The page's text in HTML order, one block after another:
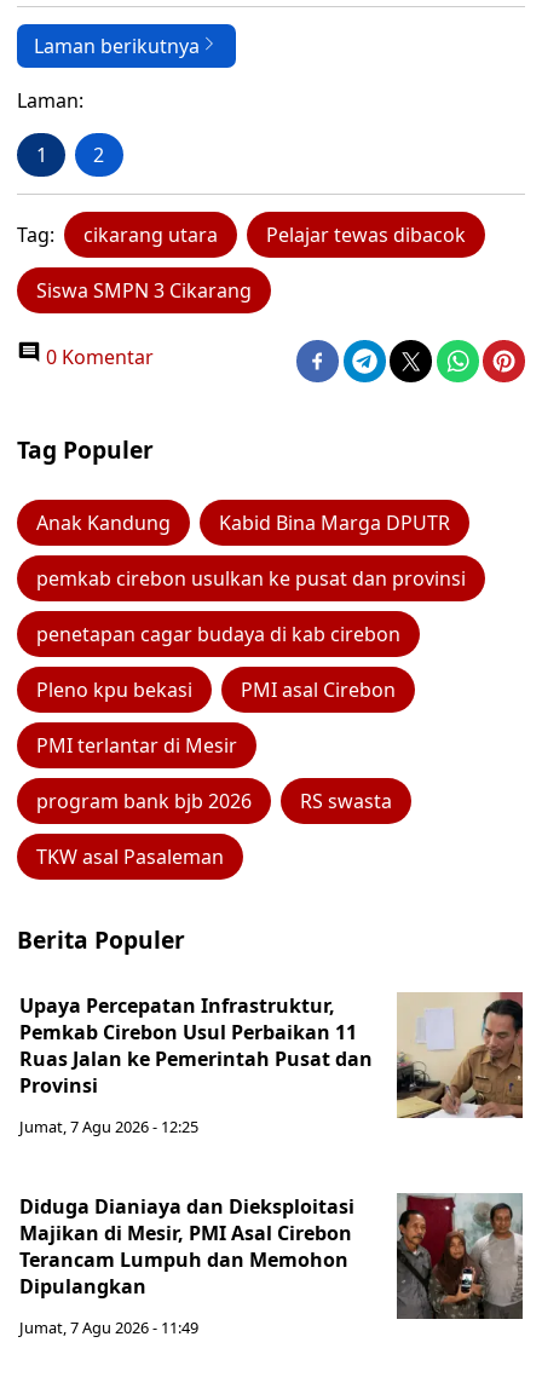
Laman berikutnya
Laman:
1 2
Tag: cikarang utara Pelajar tewas dibacok
Siswa SMPN 3 Cikarang
0 Komentar
Tag Populer
Anak Kandung Kabid Bina Marga DPUTR
pemkab cirebon usulkan ke pusat dan provinsi
penetapan cagar budaya di kab cirebon
Pleno kpu bekasi PMI asal Cirebon
PMI terlantar di Mesir
program bank bjb 2026 RS swasta
TKW asal Pasaleman
Berita Populer
Upaya Percepatan Infrastruktur,
Pemkab Cirebon Usul Perbaikan 11
Ruas Jalan ke Pemerintah Pusat dan
Provinsi
Jumat, 7 Agu 2026 - 12:25
Diduga Dianiaya dan Dieksploitasi
Majikan di Mesir, PMI Asal Cirebon
Terancam Lumpuh dan Memohon
Dipulangkan
Jumat, 7 Agu 2026 - 11:49